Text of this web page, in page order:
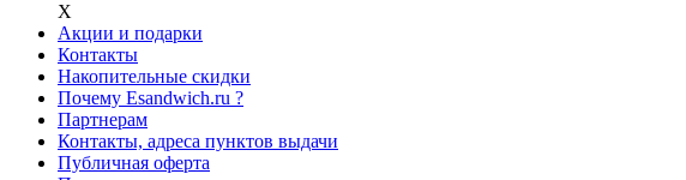
Х
Акции и подарки
Контакты
Накопительные скидки
Почему Esandwich.ru ?
Партнерам
Контакты, адреса пунктов выдачи
Публичная оферта